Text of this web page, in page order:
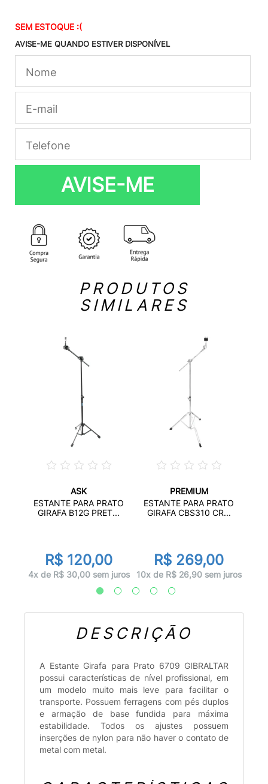
SEM ESTOQUE :(
AVISE-ME QUANDO ESTIVER DISPONÍVEL
AVISE-ME
PRODUTOS
SIMILARES
ASK
ESTANTE PARA PRATO
GIRAFA B12G PRET...
R$ 120,00
4x de R$ 30,00 sem juros
PREMIUM
ESTANTE PARA PRATO
GIRAFA CBS310 CR...
R$ 269,00
10x de R$ 26,90 sem juros
DESCRIÇÃO
A Estante Girafa para Prato 6709 GIBRALTAR
possui características de nível profissional, em
um modelo muito mais leve para facilitar o
transporte. Possuem ferragens com pés duplos
e armação de base fundida para máxima
estabilidade. Todos os ajustes possuem
inserções de nylon para não haver o contato de
metal com metal.